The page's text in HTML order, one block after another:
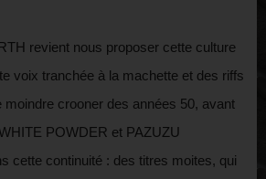
revient nous proposer cette culture
voix tranchée à la machette et des riffs
moindre crooner des années 50, avant
POWDER et PAZUZU
cette continuité : des titres moites, qui